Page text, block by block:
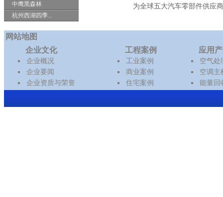
中鹰黑森林
杭州西湖四季...
为全球五大汽车零部件供应
网站地图
企业文化
企业概况
企业要闻
企业资质与荣誉
工程案例
工业案例
商业案例
住宅案例
应用
空气处
空调主
能量回